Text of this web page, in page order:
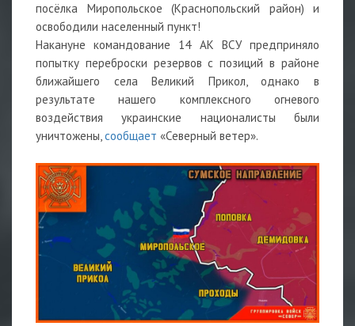
посёлка Миропольское (Краснопольский район) и
освободили населенный пункт!
Накануне командование 14 АК ВСУ предприняло
попытку переброски резервов с позиций в районе
ближайшего села Великий Прикол, однако в
результате нашего комплексного огневого
воздействия украинские националисты были
уничтожены,сообщает «Северный ветер».